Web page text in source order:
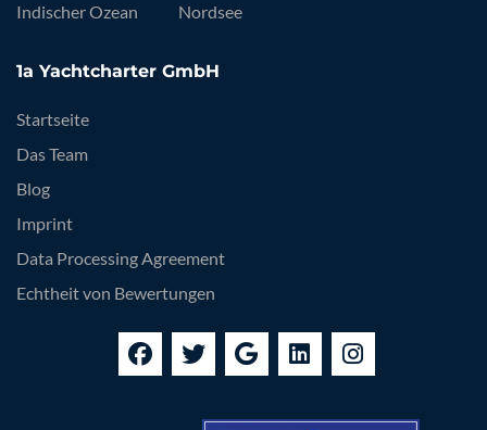
Indischer Ozean
Nordsee
1a Yachtcharter GmbH
Startseite
Das Team
Blog
Imprint
Data Processing Agreement
Echtheit von Bewertungen